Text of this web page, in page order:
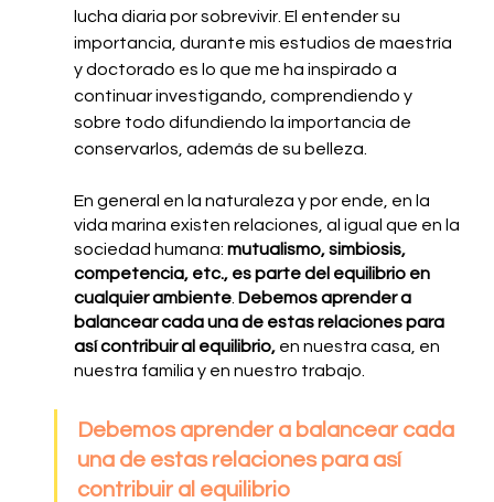
lucha diaria por sobrevivir. El entender su
importancia, durante mis estudios de maestría
y doctorado es lo que me ha inspirado a
continuar investigando, comprendiendo y
sobre todo difundiendo la importancia de
conservarlos, además de su belleza.
En general en la naturaleza y por ende, en la
vida marina existen relaciones, al igual que en la
sociedad humana: mutualismo, simbiosis,
competencia, etc., es parte del equilibrio en
cualquier ambiente. Debemos aprender a
balancear cada una de estas relaciones para
así contribuir al equilibrio, en nuestra casa, en
nuestra familia y en nuestro trabajo.
Debemos aprender a balancear cada
una de estas relaciones para así
contribuir al equilibrio